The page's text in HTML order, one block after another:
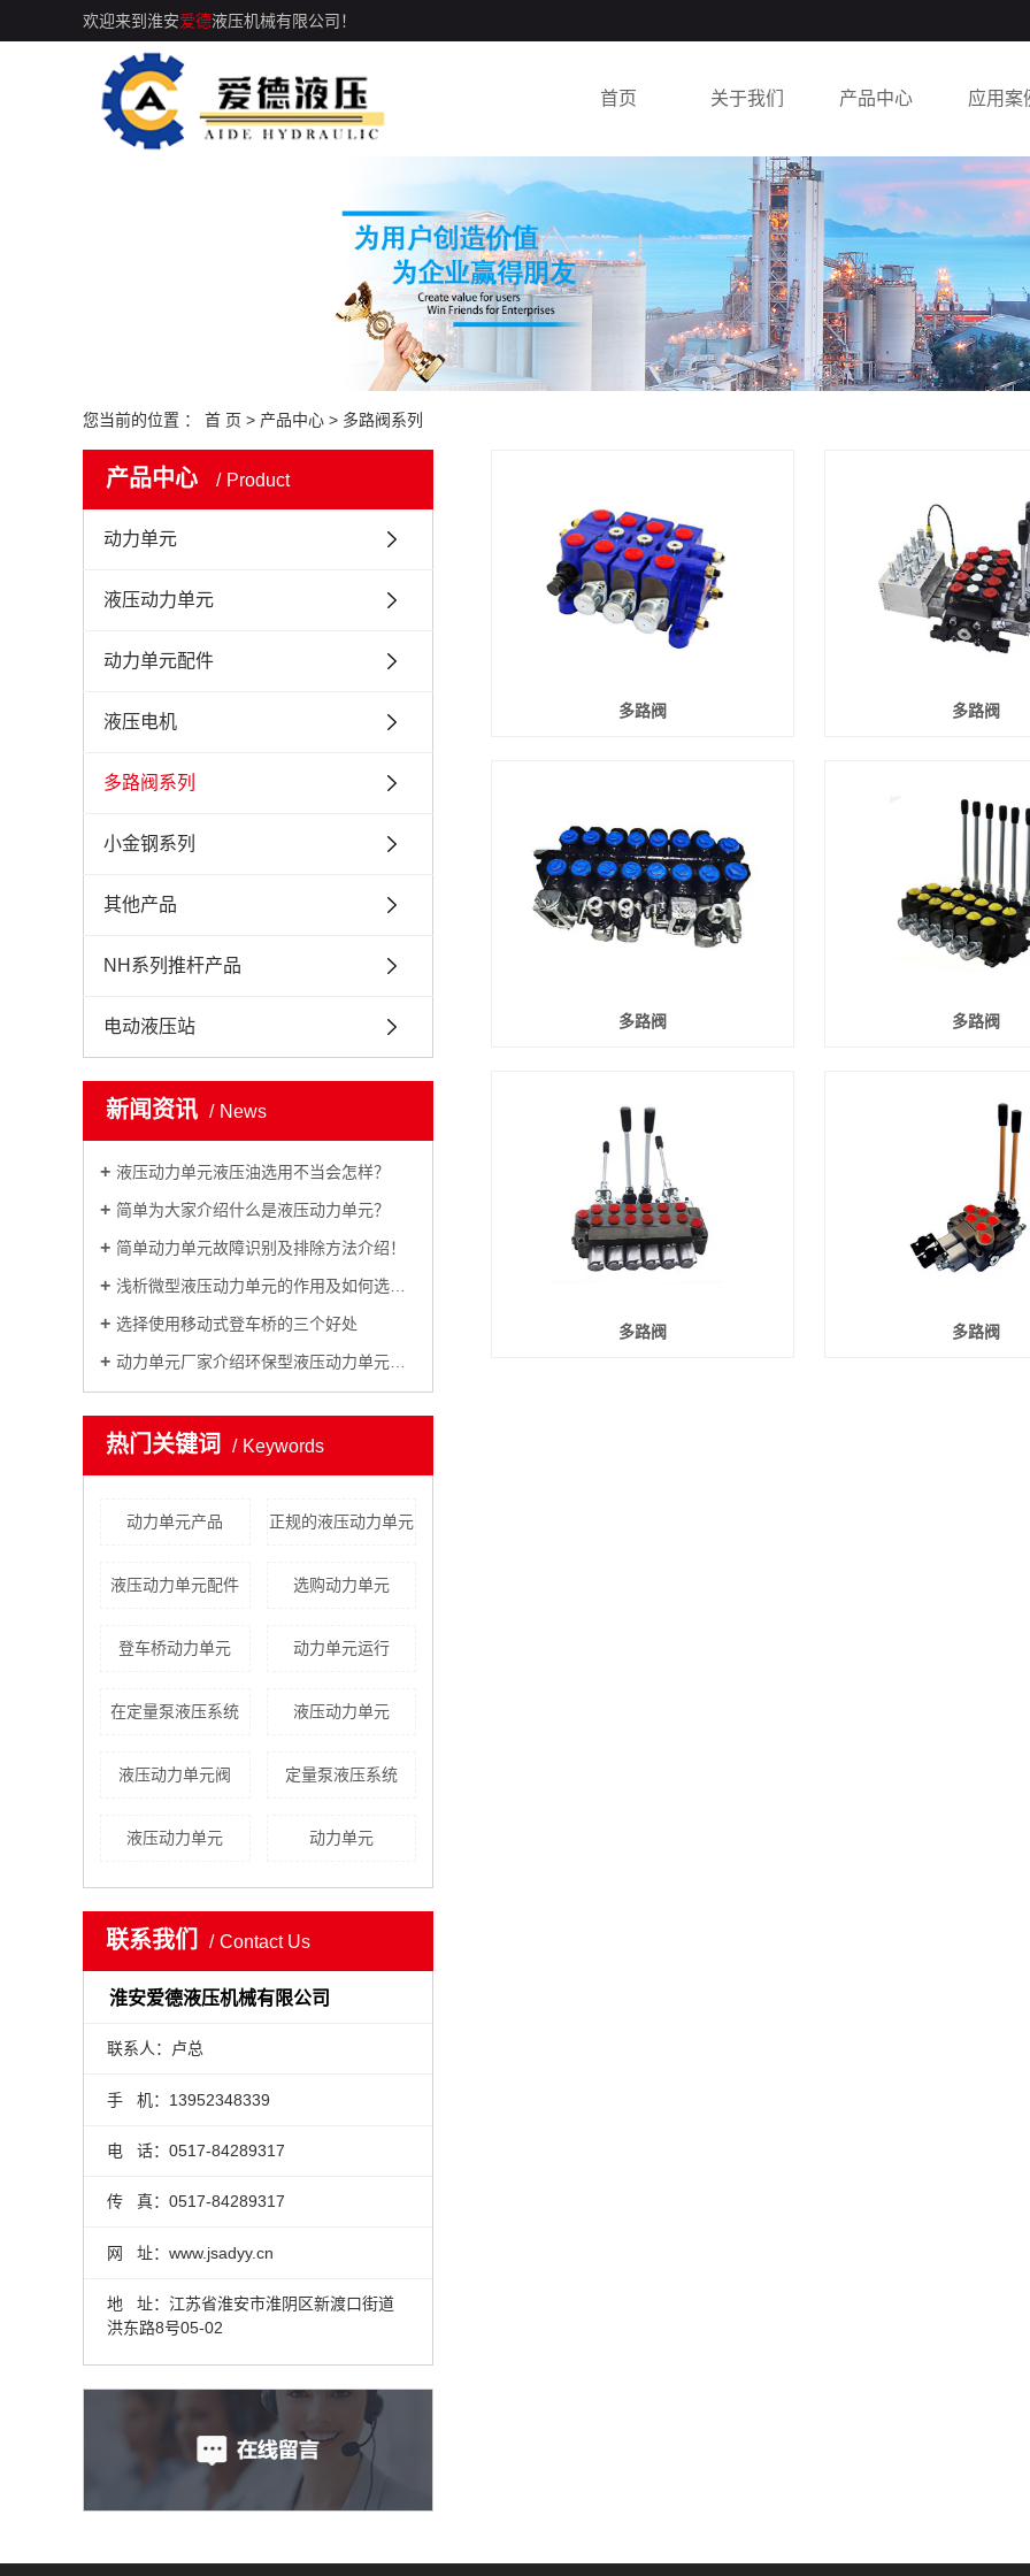
欢迎来到淮安爱德液压机械有限公司！
首页 关于我们
公司介绍
荣誉资质
产品中心
动力单元
液压动力单元
动力单元配件
液压电机
多路阀系列
小金钢系列
应用案
案例展
您当前的位置 ： 首 页 > 产品中心 > 多路阀系列
产品中心 Product
动力单元
液压动力单元
动力单元配件
液压电机
多路阀系列
小金钢系列
其他产品
NH系列推杆产品
电动液压站
新闻资讯 News
液压动力单元液压油选用不当会怎样？
简单为大家介绍什么是液压动力单元？
简单动力单元故障识别及排除方法介绍！
浅析微型液压动力单元的作用及如何选型？
选择使用移动式登车桥的三个好处
动力单元厂家介绍环保型液压动力单元的设计理念！
热门关键词 Keywords
动力单元产品 正规的液压动力单元
液压动力单元配件 选购动力单元
登车桥动力单元 动力单元运行
在定量泵液压系统 ​液压动力单元
液压动力单元阀 定量泵液压系统
液压动力单元 动力单元
联系我们 Contact Us
淮安爱德液压机械有限公司
联系人：卢总
手 机：13952348339
电 话：0517-84289317
传 真：0517-84289317
网 址：www.jsadyy.cn
地 址：江苏省淮安市淮阴区新渡口街道
洪东路8号05-02
多路阀 多路阀
多路阀 多路阀
多路阀 多路阀